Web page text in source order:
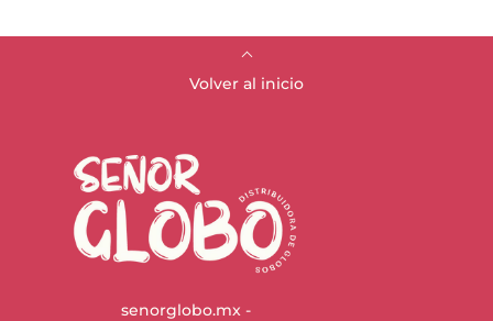
Volver al inicio
senorglobo.mx -